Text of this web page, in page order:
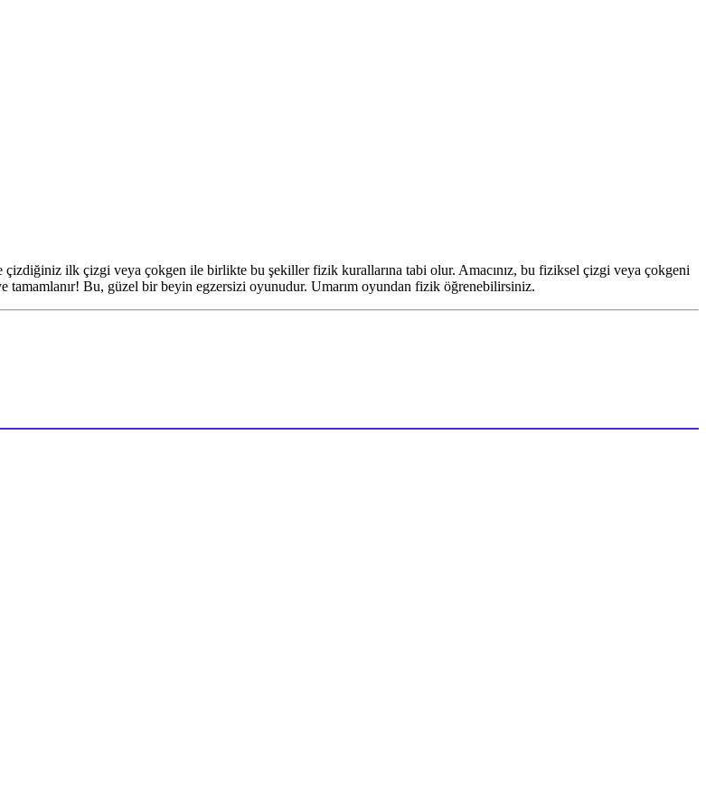
ilk çizgi veya çokgen ile birlikte bu şekiller fizik kurallarına tabi olur. Amacınız, bu fiziksel çizgi veya çokgeni
Bu, güzel bir beyin egzersizi oyunudur. Umarım oyundan fizik öğrenebilirsiniz.